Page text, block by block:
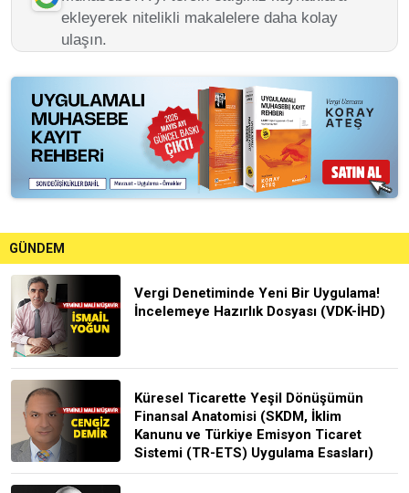
ekleyerek nitelikli makalelere daha kolay
ulaşın.
GÜNDEM
Vergi Denetiminde Yeni Bir Uygulama!
İncelemeye Hazırlık Dosyası (VDK-İHD)
Küresel Ticarette Yeşil Dönüşümün
Finansal Anatomisi (SKDM, İklim
Kanunu ve Türkiye Emisyon Ticaret
Sistemi (TR-ETS) Uygulama Esasları)